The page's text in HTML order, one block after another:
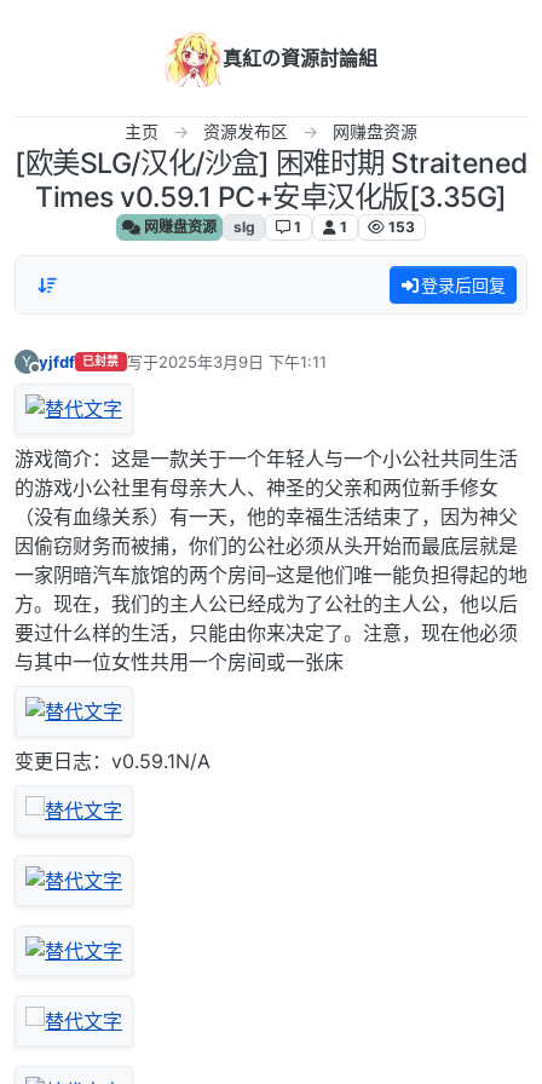
真紅の資源討論組
主页 资源发布区 网赚盘资源
[欧美SLG/汉化/沙盒] 困难时期 Straitened
Times v0.59.1 PC+安卓汉化版[3.35G]
网赚盘资源 slg 1 1 153
登录后回复
Y yjfdf 已封禁 写于2025年3月9日 下午1:11
最后由 编辑
游戏简介：这是一款关于一个年轻人与一个小公社共同生活
的游戏小公社里有母亲大人、神圣的父亲和两位新手修女
（没有血缘关系）有一天，他的幸福生活结束了，因为神父
因偷窃财务而被捕，你们的公社必须从头开始而最底层就是
一家阴暗汽车旅馆的两个房间–这是他们唯一能负担得起的地
方。现在，我们的主人公已经成为了公社的主人公，他以后
要过什么样的生活，只能由你来决定了。注意，现在他必须
与其中一位女性共用一个房间或一张床
变更日志：v0.59.1N/A